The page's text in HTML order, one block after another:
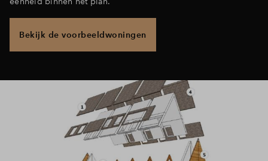
Bekijk de voorbeeldwoningen